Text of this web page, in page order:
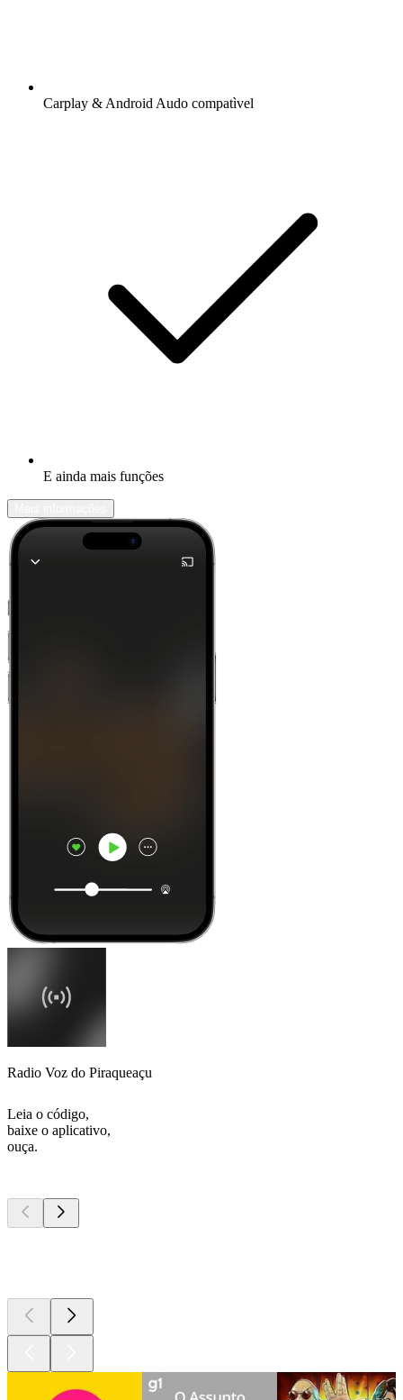
Carplay & Android Audo compatìvel
E ainda mais funções
Radio Voz do Piraqueaçu
Leia o código,
baixe o aplicativo,
ouça.